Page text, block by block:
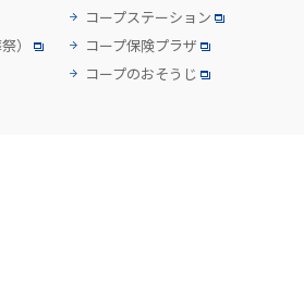
コープステーション
）
コープ保険プラザ
コープのおそうじ